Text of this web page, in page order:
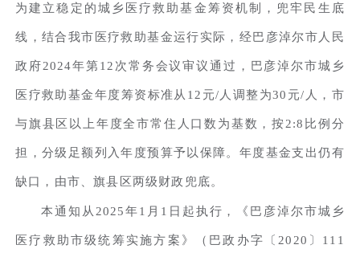
为建立稳定的城乡医疗救助基金筹资机制，兜牢民生底
线，结合我市医疗救助基金运行实际，经巴彦淖尔市人民
政府2024年第12次常务会议审议通过，巴彦淖尔市城乡
医疗救助基金年度筹资标准从12元/人调整为30元/人，市
与旗县区以上年度全市常住人口数为基数，按2:8比例分
担，分级足额列入年度预算予以保障。年度基金支出仍有
缺口，由市、旗县区两级财政兜底。
本通知从2025年1月1日起执行，《巴彦淖尔市城乡
医疗救助市级统筹实施方案》（巴政办字〔2020〕111